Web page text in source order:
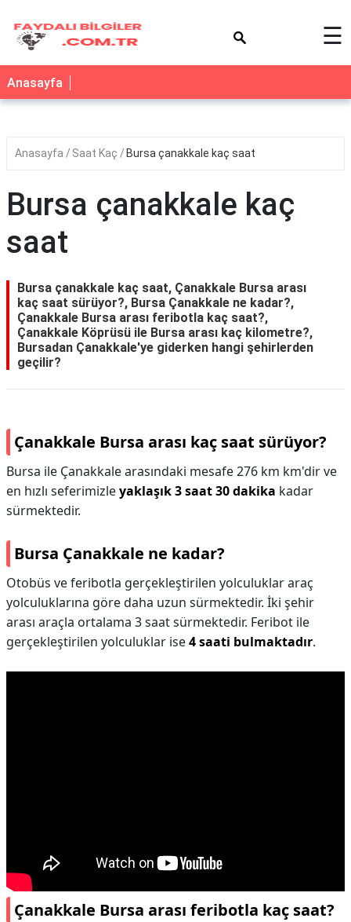
☰
Anasayfa
Anasayfa Saat Kaç Bursa çanakkale kaç saat
Bursa çanakkale kaç
saat
Bursa çanakkale kaç saat, Çanakkale Bursa arası
kaç saat sürüyor?, Bursa Çanakkale ne kadar?,
Çanakkale Bursa arası feribotla kaç saat?,
Çanakkale Köprüsü ile Bursa arası kaç kilometre?,
Bursadan Çanakkale'ye giderken hangi şehirlerden
geçilir?
Çanakkale Bursa arası kaç saat sürüyor?
Bursa ile Çanakkale arasındaki mesafe 276 km km'dir ve
en hızlı seferimizleyaklaşık 3 saat 30 dakika kadar
sürmektedir.
Bursa Çanakkale ne kadar?
Otobüs ve feribotla gerçekleştirilen yolculuklar araç
yolculuklarına göre daha uzun sürmektedir. İki şehir
arası araçla ortalama 3 saat sürmektedir. Feribot ile
gerçekleştirilen yolculuklar ise4 saati bulmaktadır.
Çanakkale Bursa arası feribotla kaç saat?